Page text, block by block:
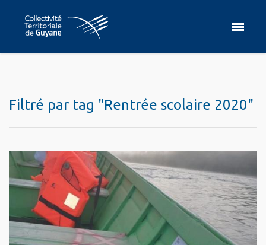
Filtré par tag "Rentrée scolaire 2020"